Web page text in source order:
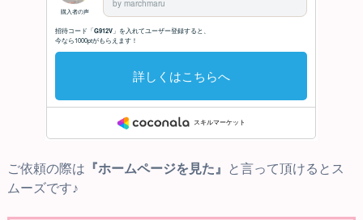
ご依頼の際は 『ホームページを見た』
と言って頂けるとス
ムーズです♪